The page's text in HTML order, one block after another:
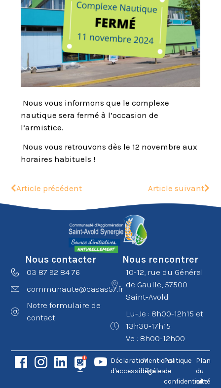
Nous vous informons que le complexe
nautique sera fermé à l’occasion de
l’armistice.
Nous vous retrouvons dès le 12 novembre aux
horaires habituels !
Article précédent Article suivant
Nous contacter
03 87 92 84 76
communaute@casas57.fr
Notre formulaire de
contact
Nous rencontrer
10-12, rue du Général
de Gaulle, 57500
Saint-Avold
Lu-Je : 8h00-12h15 et
13h30-17h15
Ve : 8h00-12h00
Déclaration
d'accessibilité
Mentions
légales
Politique
de
confidentialité
Plan
du
site